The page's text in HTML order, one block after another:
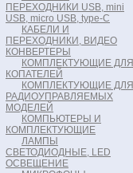
ПЕРЕХОДНИКИ USB, mini
USB, micro USB, type-C
КАБЕЛИ И
ПЕРЕХОДНИКИ, ВИДЕО
КОНВЕРТЕРЫ
КОМПЛЕКТУЮЩИЕ ДЛЯ
КОПАТЕЛЕЙ
КОМПЛЕКТУЮЩИЕ ДЛЯ
РАДИОУПРАВЛЯЕМЫХ
МОДЕЛЕЙ
КОМПЬЮТЕРЫ И
КОМПЛЕКТУЮЩИЕ
ЛАМПЫ
СВЕТОДИОДНЫЕ, LED
ОСВЕЩЕНИЕ